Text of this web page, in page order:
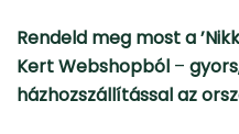
Rendeld meg most a
Kert Webshopból –
házhozszállítással az